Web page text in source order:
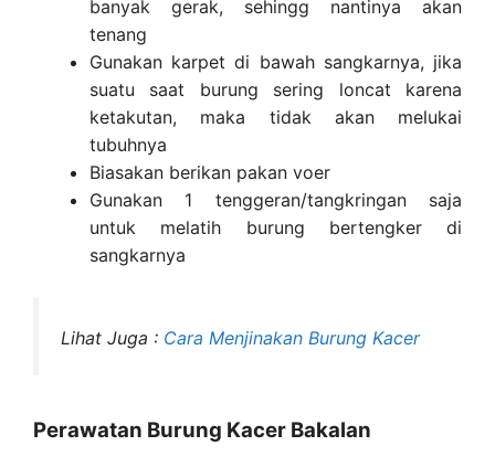
banyak gerak, sehingg nantinya akan
tenang
Gunakan karpet di bawah sangkarnya, jika
suatu saat burung sering loncat karena
ketakutan, maka tidak akan melukai
tubuhnya
Biasakan berikan pakan voer
Gunakan 1 tenggeran/tangkringan saja
untuk melatih burung bertengker di
sangkarnya
Lihat Juga : Cara Menjinakan Burung Kacer
Perawatan Burung Kacer Bakalan